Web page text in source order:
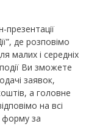
де розповімо
малих і середніх
Ви зможете
заявок,
а головне
на всі
форму за